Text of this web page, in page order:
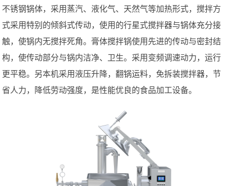
不锈钢锅体，采用蒸汽、液化气、天然气等加热形式，搅拌方
式采用特别的倾斜式传动，使用的行星式搅拌器与锅体充分接
触，使锅内无搅拌死角。膏体搅拌锅使用先进的传动与密封结
构，使传动部分与锅内洁净、卫生。采用变频调速动力，运行
更平稳。另本机采用液压升降，翻锅运料，免拆装搅拌器，节
省人力，降低劳动强度，是性能优良的食品加工设备。